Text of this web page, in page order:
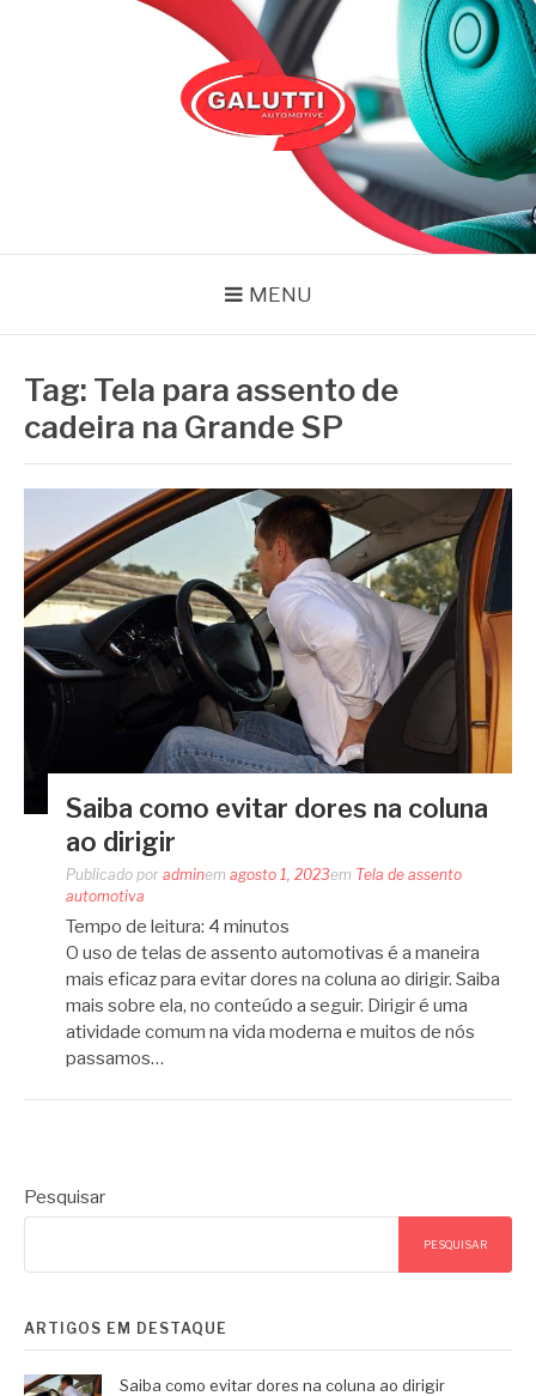
MENU
Tag: Tela para assento de
cadeira na Grande SP
Saiba como evitar dores na coluna
ao dirigir
Publicado por adminem agosto 1, 2023em Tela de assento
automotiva
Tempo de leitura: 4 minutos
O uso de telas de assento automotivas é a maneira
mais eficaz para evitar dores na coluna ao dirigir. Saiba
mais sobre ela, no conteúdo a seguir. Dirigir é uma
atividade comum na vida moderna e muitos de nós
passamos…
Pesquisar
PESQUISAR
ARTIGOS EM DESTAQUE
Saiba como evitar dores na coluna ao dirigir